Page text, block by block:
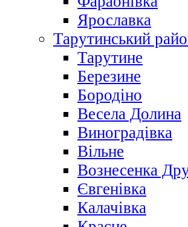
Ярославка
Тарутинський
Тарутине
Березине
Бородіно
Весела Долина
Виноградівка
Вільне
Вознесенка
Євгенівка
Калачівка